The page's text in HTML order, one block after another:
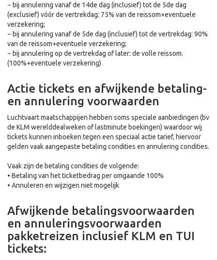
− bij annulering vanaf de 14de dag (inclusief) tot de 5de dag
(exclusief) vóór de vertrekdag: 75% van de reissom+eventuele
verzekering;
− bij annulering vanaf de 5de dag (inclusief) tot de vertrekdag: 90%
van de reissom+eventuele verzekering;
− bij annulering op de vertrekdag of later: de volle reissom.
(100%+eventuele verzekering)
Actie tickets en afwijkende betaling-
en annulering voorwaarden
Luchtvaart maatschappijen hebben soms speciale aanbiedingen (bv
de KLM werelddealweken of lastminute boekingen) waardoor wij
tickets kunnen inboeken tegen een speciaal actie tarief, hiervoor
gelden vaak aangepaste betaling condities en annulering condities.
Vaak zijn de betaling condities de volgende:
• Betaling van het ticketbedrag per omgaande 100%
• Annuleren en wijzigen niet mogelijk
Afwijkende betalingsvoorwaarden
en annuleringsvoorwaarden
pakketreizen inclusief KLM en TUI
tickets: